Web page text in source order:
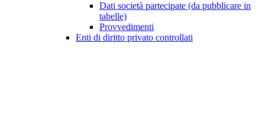
Dati società partecipate (da pubblicare in
tabelle)
Provvedimenti
Enti di diritto privato controllati